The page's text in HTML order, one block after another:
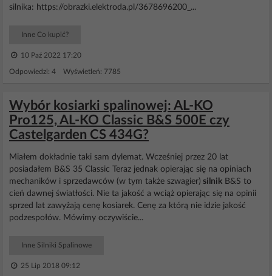
silnika: https://obrazki.elektroda.pl/3678696200_...
Inne Co kupić?
10 Paź 2022 17:20
Odpowiedzi: 4 Wyświetleń: 7785
Wybór kosiarki spalinowej: AL-KO
Pro125, AL-KO Classic B&S 500E czy
Castelgarden CS 434G?
Miałem dokładnie taki sam dylemat. Wcześniej przez 20 lat
posiadałem B&S 35 Classic Teraz jednak opierając się na opiniach
mechaników i sprzedawców (w tym także szwagier) silnik B&S to
cień dawnej światłości. Nie ta jakość a wciąż opierając się na opinii
sprzed lat zawyżają cenę kosiarek. Cenę za którą nie idzie jakość
podzespołów. Mówimy oczywiście...
Inne Silniki Spalinowe
25 Lip 2018 09:12